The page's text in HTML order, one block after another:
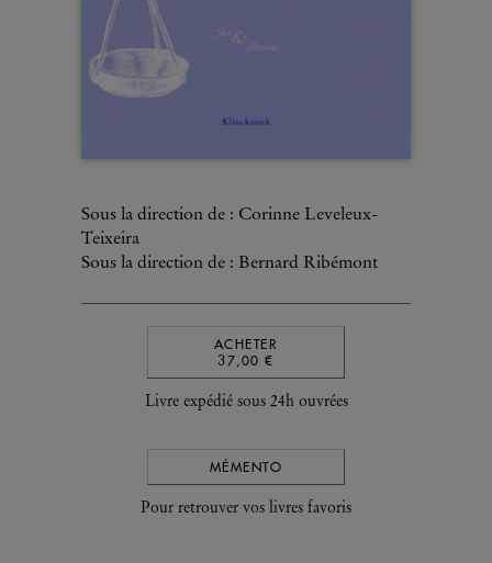
Sous la direction de : Corinne Leveleux-
Teixeira
Sous la direction de : Bernard Ribémont
ACHETER
37,00 €
Livre expédié sous 24h ouvrées
MÉMENTO
Pour retrouver vos livres favoris